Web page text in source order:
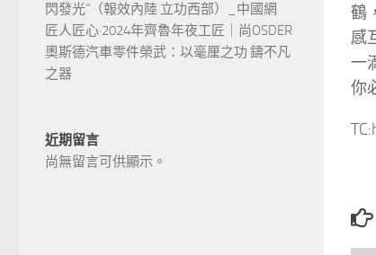
鶴
感
一
你
閃發光”（報效內陸 立功西部）_中國網
匠人匠心·2024年齊魯年夜工匠｜尚OSDER
奧斯德汽車零件榮武：以毫厘之功 鑄不凡
之器
近期留言
尚無留言可供顯示。